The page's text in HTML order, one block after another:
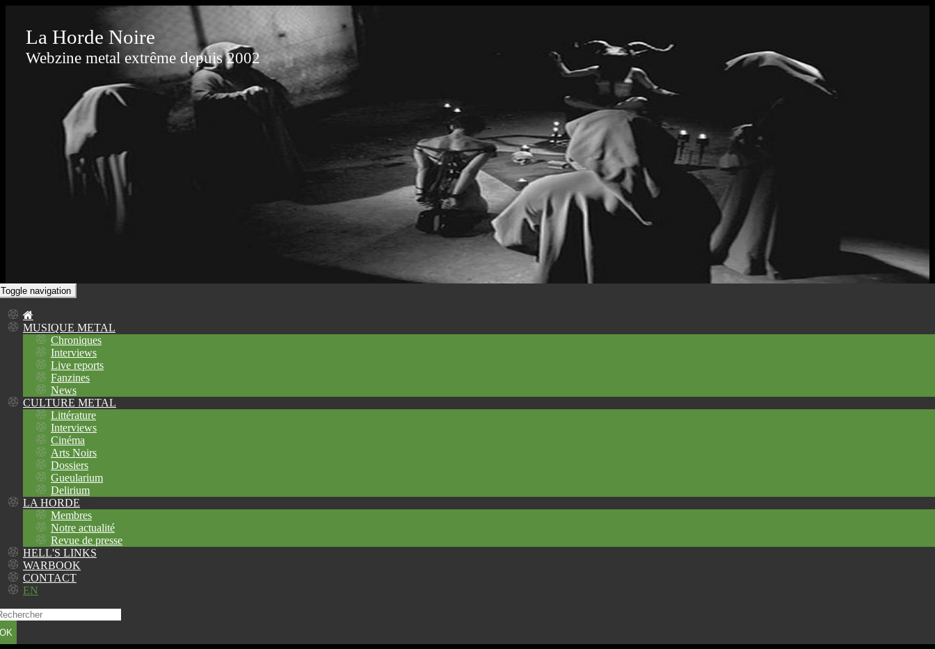
La Horde Noire
Webzine metal extrême depuis 2002
Toggle navigation
MUSIQUE METAL
Chroniques
Interviews
Live reports
Fanzines
News
CULTURE METAL
Littérature
Interviews
Cinéma
Arts Noirs
Dossiers
Gueularium
Delirium
LA HORDE
Membres
Notre actualité
Revue de presse
HELL'S LINKS
WARBOOK
CONTACT
EN
OK